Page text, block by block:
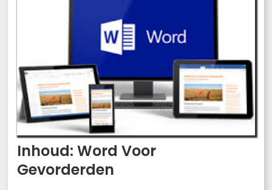
Inhoud: Word Voor
Gevorderden